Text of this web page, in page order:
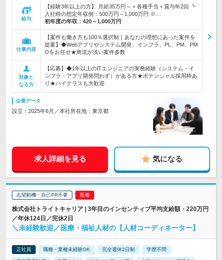
給与
【経験3年以上の方】 月給35万円～＋各種手当＋賞与年2回 ┗
入社時の想定年収例：500万円～1,000万円 ※…
初年度の年収： 420～1,000万円
仕事内容
【案件も働き方も100％選択制｜あなたの理想にあった案件を
提案】◆Webアプリやシステム開発、インフラ、PL、PM、PM
Oをお任せ★商流が浅い案件多数
対象と
なる方
【応募】◆1年以上のITエンジニアの実務経験（システム・イ
ンフラ・アプリ開発問わず）がある方★ポテンシャル採用枠あ
り★ハイクラスも大歓迎
企業データ
設立：2025年6月／本社所在地：東京都
求人詳細を見る 気になる
志望動機・自己PR不要
株式会社トライトキャリア | 3年目のインセンティブ平均支給額・220万円
／年休124日／完休2日
＼未経験歓迎／医療・福祉人材の【人材コーディネーター】
正社員 職種・業種未経験OK 完全週休2日制 学歴不問